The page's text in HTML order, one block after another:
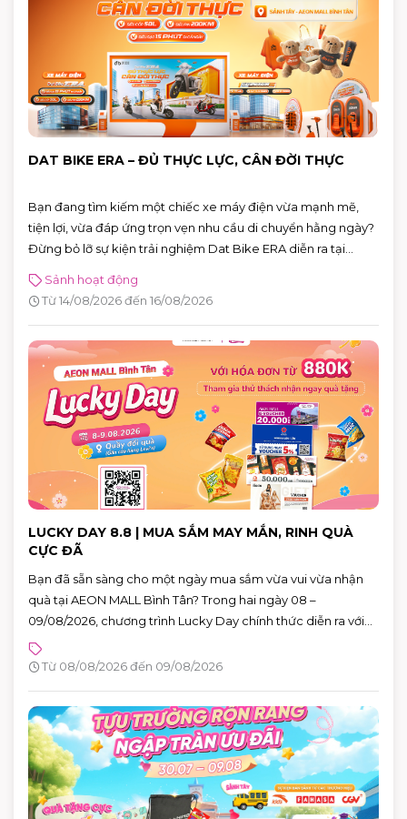
DAT BIKE ERA – ĐỦ THỰC LỰC, CÂN ĐỜI THỰC
Bạn đang tìm kiếm một chiếc xe máy điện vừa mạnh mẽ,
tiện lợi, vừa đáp ứng trọn vẹn nhu cầu di chuyển hằng ngày?
Đừng bỏ lỡ sự kiện trải nghiệm Dat Bike ERA diễn ra tại
tiếp khám phá những mẫu xe điện thế hệ mới, đăng ký lái
thử và nhận nhiều phần quà hấp dẫn.
Sảnh hoạt động
Từ 14/08/2026 đến 16/08/2026
LUCKY DAY 8.8 | MUA SẮM MAY MẮN, RINH QUÀ
CỰC ĐÃ
Bạn đã sẵn sàng cho một ngày mua sắm vừa vui vừa nhận
quà tại AEON MALL Bình Tân? Trong hai ngày 08 –
09/08/2026, chương trình Lucky Day chính thức diễn ra với
hàng loạt phần quà hấp dẫn dành cho khách hàng có hóa
đơn từ 880.000 VNĐ.
Từ 08/08/2026 đến 09/08/2026